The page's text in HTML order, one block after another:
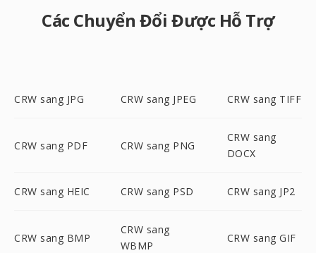
Các Chuyển Đổi Được Hỗ Trợ
CRW sang JPG CRW sang JPEG CRW sang TIFF
CRW sang PDF CRW sang PNG
CRW sang
DOCX
CRW sang HEIC CRW sang PSD CRW sang JP2
CRW sang BMP
CRW sang
WBMP
CRW sang GIF